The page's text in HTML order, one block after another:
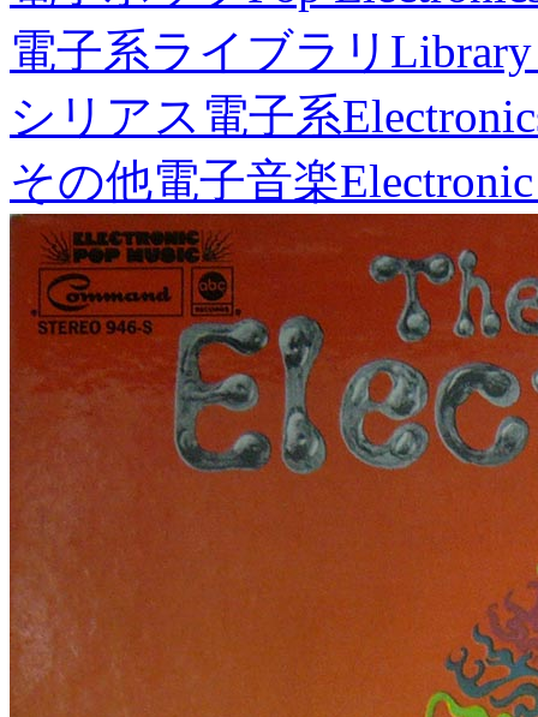
電子系ライブラリ
シリアス電子系
その他電子音楽